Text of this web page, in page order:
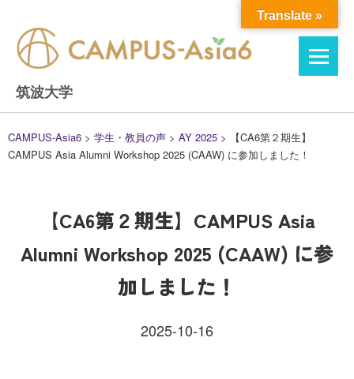
content
筑波大学
CAMPUS-Asia6 > 学生・教員の声 > AY 2025 >
【CA6第２期生】
CAMPUS Asia Alumni Workshop 2025 (CAAW) に参加しました！
【CA6第２期生】CAMPUS Asia
Alumni Workshop 2025 (CAAW) に参
加しました！
2025-10-16
Translate »